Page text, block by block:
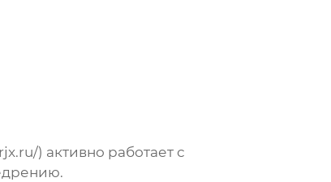
) активно работает с